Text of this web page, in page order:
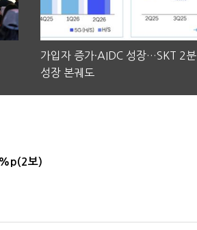
가입자 증가·AIDC 성장…SKT 2
성장 본궤도
보)